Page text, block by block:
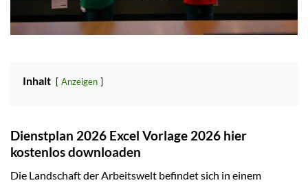
Inhalt Anzeigen
Dienstplan 2026 Excel Vorlage 2026 hier
kostenlos downloaden
Die Landschaft der Arbeitswelt befindet sich in einem